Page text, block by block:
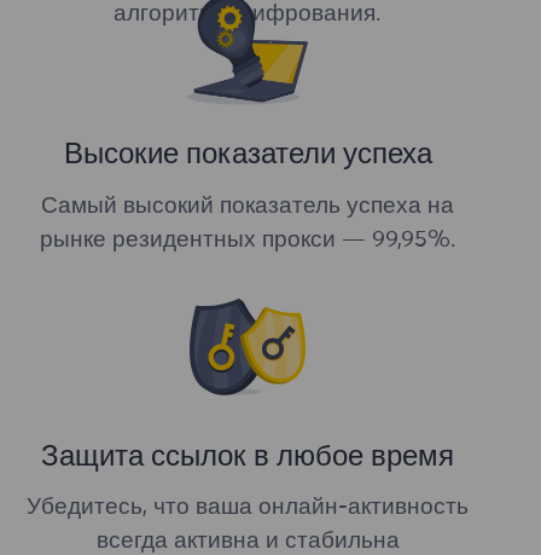
алгоритма шифрования.
Высокие показатели успеха
Самый высокий показатель успеха на
рынке резидентных прокси — 99,95%.
Защита ссылок в любое время
Убедитесь, что ваша онлайн-активность
всегда активна и стабильна